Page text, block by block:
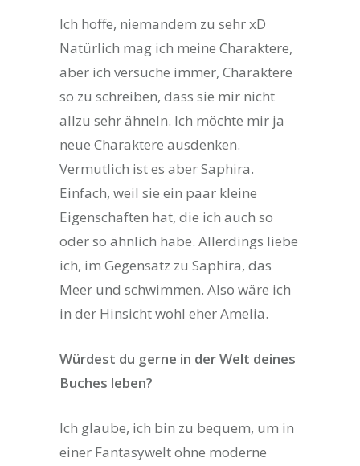
Ich hoffe, niemandem zu sehr xD
Natürlich mag ich meine Charaktere,
aber ich versuche immer, Charaktere
so zu schreiben, dass sie mir nicht
allzu sehr ähneln. Ich möchte mir ja
neue Charaktere ausdenken.
Vermutlich ist es aber Saphira.
Einfach, weil sie ein paar kleine
Eigenschaften hat, die ich auch so
oder so ähnlich habe. Allerdings liebe
ich, im Gegensatz zu Saphira, das
Meer und schwimmen. Also wäre ich
in der Hinsicht wohl eher Amelia.
Würdest du gerne in der Welt deines
Buches leben?
Ich glaube, ich bin zu bequem, um in
einer Fantasywelt ohne moderne